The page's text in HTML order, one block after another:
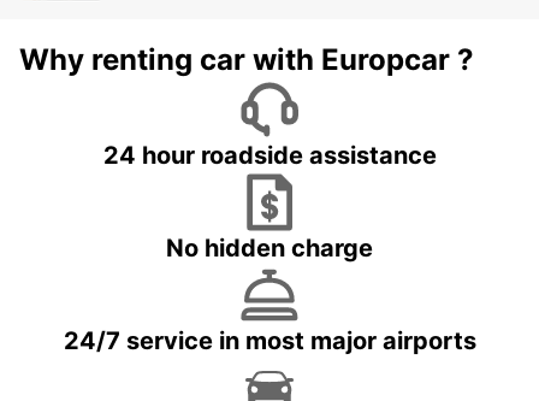
Why renting car with Europcar ?
24 hour roadside assistance
No hidden charge
24/7 service in most major airports